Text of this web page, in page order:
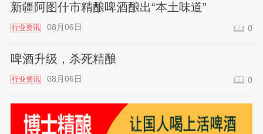
新疆阿图什市精酿啤酒酿出“本土味道”
行业资讯 08月06日 0
啤酒升级，杀死精酿
行业资讯 08月06日 0